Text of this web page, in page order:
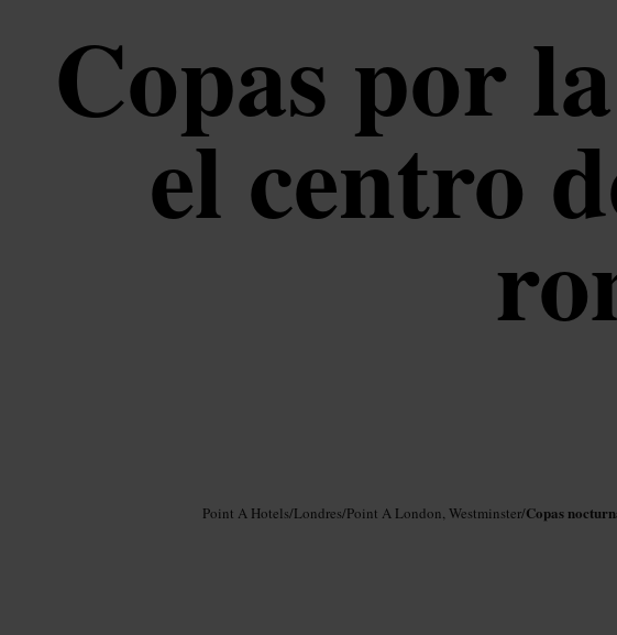
Copas por
el centro
Point A Hotels/Londres/Point A London, Westminster/Copas